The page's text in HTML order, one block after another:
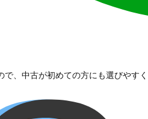
で、中古が初めての方にも選びやす